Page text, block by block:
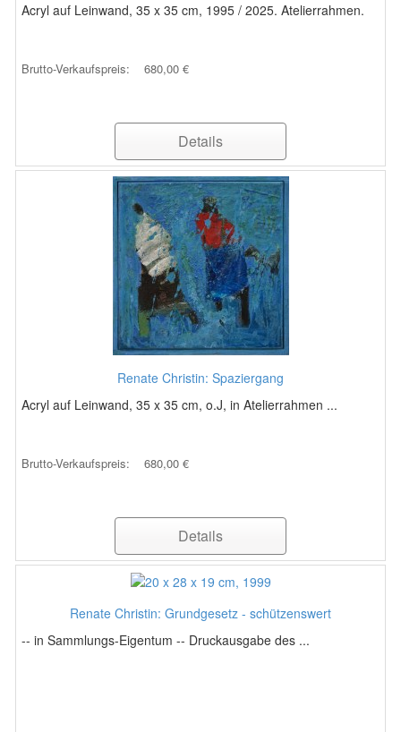
Acryl auf Leinwand, 35 x 35 cm, 1995 / 2025. Atelierrahmen.
Brutto-Verkaufspreis: 680,00 €
Details
Renate Christin: Spaziergang
Acryl auf Leinwand, 35 x 35 cm, o.J, in Atelierrahmen ...
Brutto-Verkaufspreis: 680,00 €
Details
Renate Christin: Grundgesetz - schützenswert
-- in Sammlungs-Eigentum -- Druckausgabe des ...